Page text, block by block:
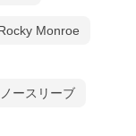
Monroe
ノースリーブ